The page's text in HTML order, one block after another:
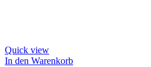
Quick view
In den Warenkorb